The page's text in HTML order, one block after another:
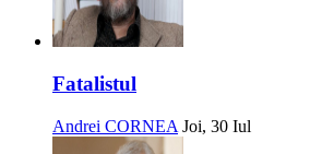
Fatalistul
Andrei CORNEA Joi, 30 Iul